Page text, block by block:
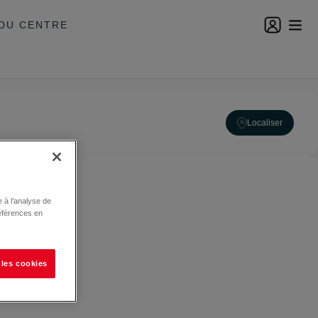
CENTRE
Localiser
l’analyse de
en
cookies